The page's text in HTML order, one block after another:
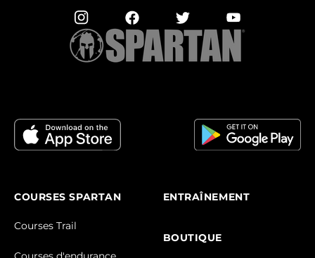
COURSES SPARTAN
Courses Trail
ENTRAÎNEMENT
BOUTIQUE